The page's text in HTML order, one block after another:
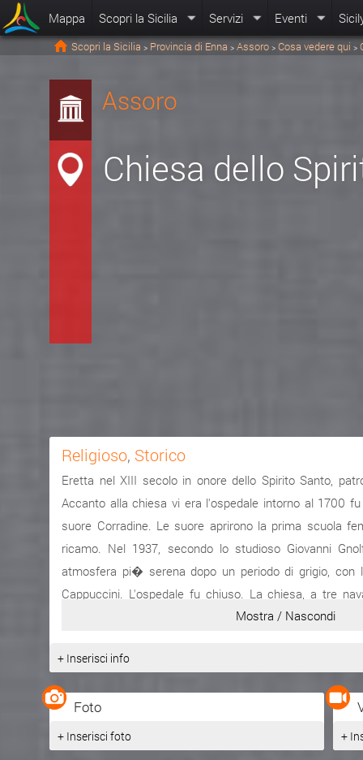
Mappa Scopri la Sicilia Servizi Eventi
Scopri la Sicilia > Provincia di Enna > Assoro > Cosa vedere qui >
Assoro
Chiesa dello
Religioso, Storico
Eretta nel XIII secolo in onore dello Spirito Santo,
Accanto alla chiesa vi era l'ospedale intorno al 1700
suore Corradine. Le suore aprirono la prima scuola
ricamo. Nel 1937, secondo lo studioso Giovanni
atmosfera pi� serena dopo un periodo di grigio, con
Cappuccini. L'ospedale fu chiuso. La chiesa, a tre
portale gallico-gotico e portico esterno. All'interno
Eterno, nella seconda la devozione all'Angelo Custode.
Fonte:www.comuneassoro.gov...
Mostra / Nascondi
+ Inserisci info
Foto
+ Inserisci foto +